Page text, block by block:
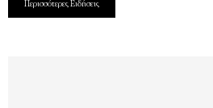
Περισσότερες Ειδήσεις